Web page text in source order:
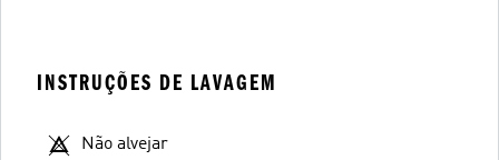
INSTRUÇÕES DE LAVAGEM
Não alvejar